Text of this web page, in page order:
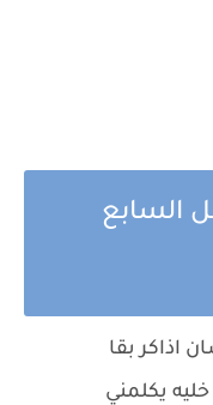
السابع
اذاكر بقا
يكلمني